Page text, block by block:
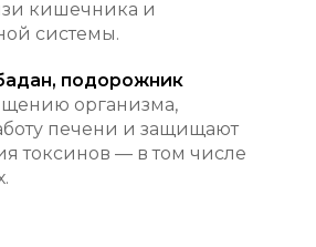
кишечника и
системы.
подорожник
организма,
печени и защищают
токсинов — в том числе